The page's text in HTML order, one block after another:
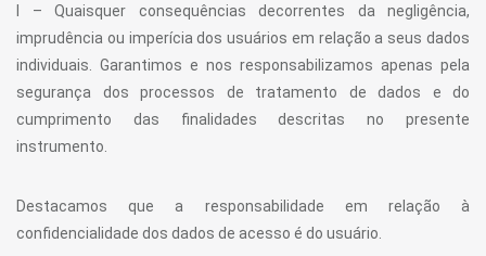
I – Quaisquer consequências decorrentes da negligência,
imprudência ou imperícia dos usuários em relação a seus dados
individuais. Garantimos e nos responsabilizamos apenas pela
segurança dos processos de tratamento de dados e do
cumprimento das finalidades descritas no presente
instrumento.
Destacamos que a responsabilidade em relação à
confidencialidade dos dados de acesso é do usuário.